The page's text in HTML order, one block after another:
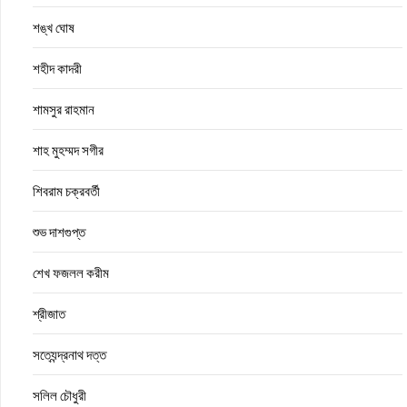
শঙ্খ ঘোষ
শহীদ কাদরী
শামসুর রাহমান
শাহ মুহম্মদ সগীর
শিবরাম চক্রবর্তী
শুভ দাশগুপ্ত
শেখ ফজলল করীম
শ্রীজাত
সত্যেন্দ্রনাথ দত্ত
সলিল চৌধুরী